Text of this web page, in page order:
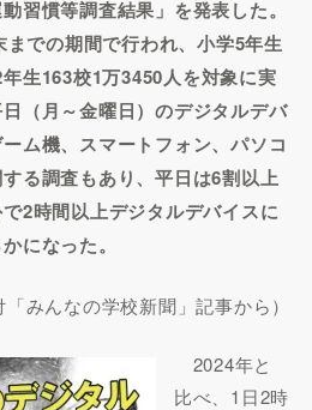
習慣等調査結果」を発表した。
での期間で行われ、小学5年生
生163校1万3450人を対象に実
（月～金曜日）のデジタルデバ
ム機、スマートフォン、パソコ
る調査もあり、平日は6割以上
2時間以上デジタルデバイスに
になった。
「みんなの学校新聞」記事から）
2024年と
比べ、1日2時